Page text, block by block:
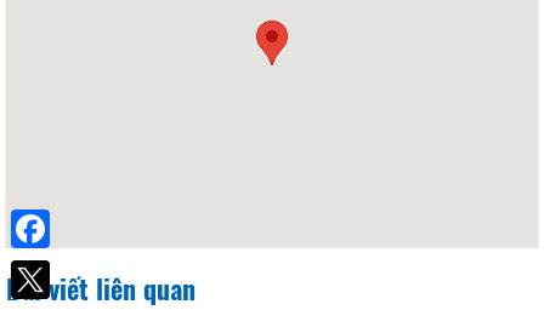
Bài viết liên quan
Facebook